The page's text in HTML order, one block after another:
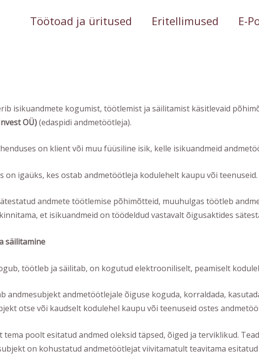
Töötoad ja üritused Eritellimused E-
isikuandmete kogumist, töötlemist ja säilitamist käsitlevaid
OÜ)(edaspidi andmetöötleja).
on klient või muu füüsiline isik, kelle isikuandmeid
on igaüks, kes ostab andmetöötleja kodulehelt kaupu või teenuseid.
andmete töötlemise põhimõtteid, muuhulgas töötleb
et isikuandmeid on töödeldud vastavalt õigusaktides
säilitamine
töötleb ja säilitab, on kogutud elektrooniliselt, peamiselt
andmesubjekt andmetöötlejale õiguse koguda, korraldada,
otse või kaudselt kodulehel kaupu või teenuseid ostes
tema poolt esitatud andmed oleksid täpsed, õiged ja terviklikud.
on kohustatud andmetöötlejat viivitamatult teavitama